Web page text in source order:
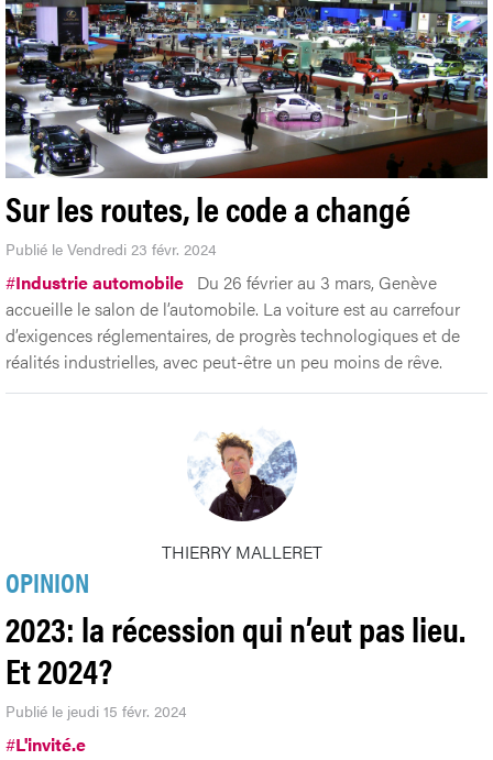
Sur les routes, le code a changé
Publié le Vendredi 23 févr. 2024
#Industrie automobile Du 26 février au 3 mars, Genève
accueille le salon de l’automobile. La voiture est au carrefour
d’exigences réglementaires, de progrès technologiques et de
réalités industrielles, avec peut-être un peu moins de rêve.
THIERRY MALLERET
OPINION
2023: la récession qui n’eut pas lieu.
Et 2024?
Publié le jeudi 15 févr. 2024
#L'invité.e